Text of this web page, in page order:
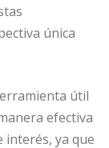
única
útil
efectiva
interés, ya que